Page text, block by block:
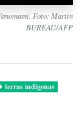
Foto: Martin
BUREAU/AFP
terras indígenas